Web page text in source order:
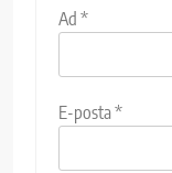
Ad *
E-posta*